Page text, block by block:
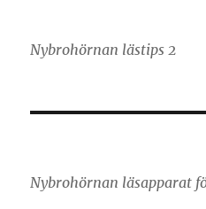
Nybrohörnan lästips 2
Nybrohörnan läsapparat